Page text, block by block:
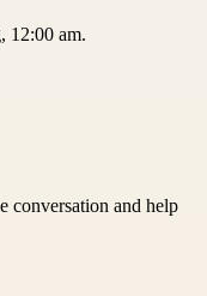
12:00 am.
conversation and help